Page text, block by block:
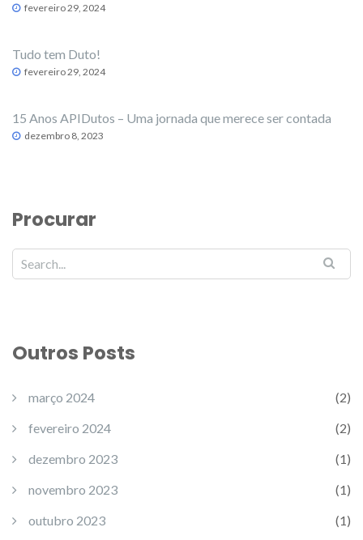
fevereiro 29, 2024
Tudo tem Duto!
fevereiro 29, 2024
15 Anos APIDutos – Uma jornada que merece ser contada
dezembro 8, 2023
Procurar
Outros Posts
março 2024
(2)
fevereiro 2024
(2)
dezembro 2023
(1)
novembro 2023
(1)
outubro 2023
(1)